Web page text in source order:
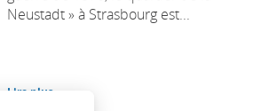
Neustadt » à Strasbourg est...
Lire plus